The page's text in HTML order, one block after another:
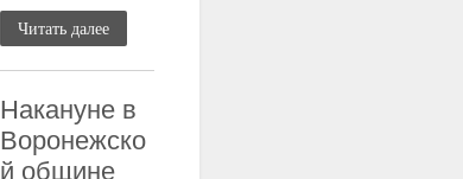
Читать далее
Накануне в
Воронежско
й общине